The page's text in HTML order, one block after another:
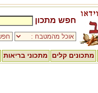
חפש מתכון
מתכונים קלים מתכוני בריאות